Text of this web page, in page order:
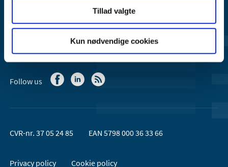
Tillad valgte
Kun nødvendige cookies
Contact the Danish Medicines Agency
+45 44 88 95 95 (9am - 3pm)
Follow us
CVR-nr. 37 05 24 85 EAN 5798 000 36 33 66
Privacy policy Cookie policy